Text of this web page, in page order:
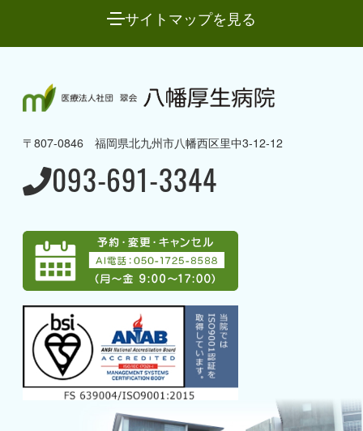
サイトマップを見る
八幡厚生病院について
→ 病棟のご案内
→ 当院で受けることのできる
専門治療
→ アクセス
→ グループ案内
→ 採用情報
→ 募集職種一覧
→ AI電話
〒807-0846 福岡県北九州市八幡西区里中3-12-12
093-691-3344